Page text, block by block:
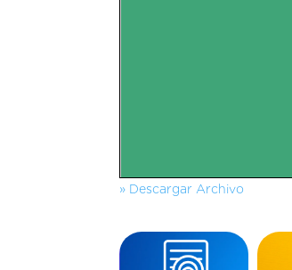
» Descargar Archivo